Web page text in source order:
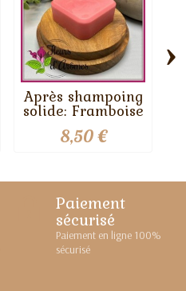
Après shampoing
solide: Framboise
8,50 €
›
Paiement
sécurisé
Paiement en ligne 100%
sécurisé